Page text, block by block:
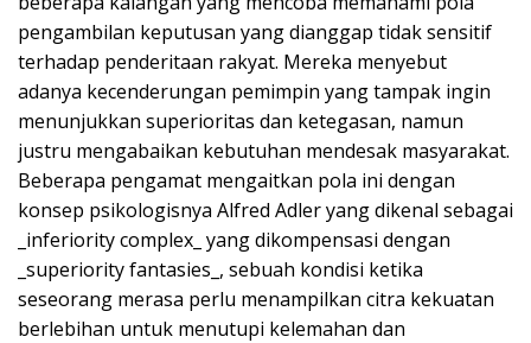
pengambilan keputusan yang dianggap tidak sensitif
terhadap penderitaan rakyat. Mereka menyebut
adanya kecenderungan pemimpin yang tampak ingin
menunjukkan superioritas dan ketegasan, namun
justru mengabaikan kebutuhan mendesak masyarakat.
Beberapa pengamat mengaitkan pola ini dengan
konsep psikologisnya Alfred Adler yang dikenal sebagai
_inferiority complex_ yang dikompensasi dengan
_superiority fantasies_, sebuah kondisi ketika
seseorang merasa perlu menampilkan citra kekuatan
berlebihan untuk menutupi kelemahan dan